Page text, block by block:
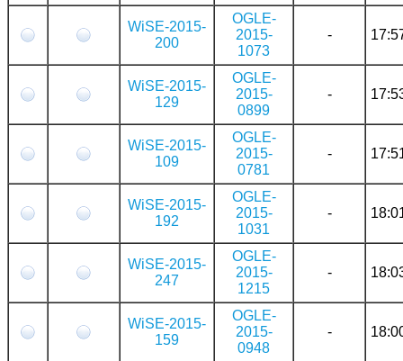
WiSE-2015-
200
OGLE-
2015-
1073
-
WiSE-2015-
129
OGLE-
2015-
0899
-
WiSE-2015-
109
OGLE-
2015-
0781
-
WiSE-2015-
192
OGLE-
2015-
1031
-
WiSE-2015-
247
OGLE-
2015-
1215
-
WiSE-2015-
159
OGLE-
2015-
0948
-